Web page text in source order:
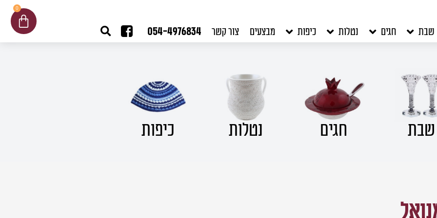
שבת חגים נטלות כיפות מבצעים צור קשר 054-4976834
0
עגלת
קניות
שבת חגים נטלות כיפות